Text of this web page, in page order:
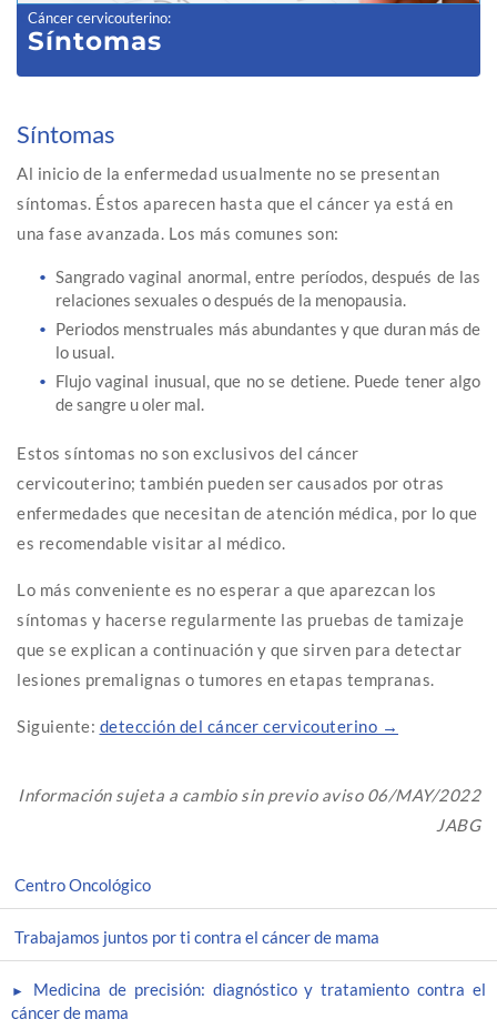
Cáncer cervicouterino:
Síntomas
Síntomas
Al inicio de la enfermedad usualmente no se presentan
síntomas. Éstos aparecen hasta que el cáncer ya está en
una fase avanzada. Los más comunes son:
Sangrado vaginal anormal, entre períodos, después de las
relaciones sexuales o después de la menopausia.
Periodos menstruales más abundantes y que duran más de
lo usual.
Flujo vaginal inusual, que no se detiene. Puede tener algo
de sangre u oler mal.
Estos síntomas no son exclusivos del cáncer
cervicouterino; también pueden ser causados por otras
enfermedades que necesitan de atención médica, por lo que
es recomendable visitar al médico.
Lo más conveniente es no esperar a que aparezcan los
síntomas y hacerse regularmente las pruebas de tamizaje
que se explican a continuación y que sirven para detectar
lesiones premalignas o tumores en etapas tempranas.
Siguiente: detección del cáncer cervicouterino →
Información sujeta a cambio sin previo aviso 06/MAY/2022
JABG
Centro Oncológico
Trabajamos juntos por ti contra el cáncer de mama
Medicina de precisión: diagnóstico y tratamiento contra el
cáncer de mama